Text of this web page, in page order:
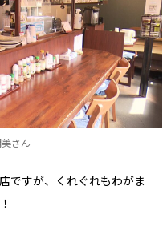
さん
ですが、くれぐれもわがま